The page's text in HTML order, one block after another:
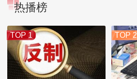
热播榜
TOP 1 TOP 2